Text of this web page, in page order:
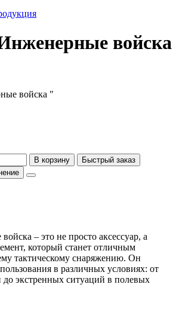
войска
В корзину
Быстрый заказ
– это не просто аксессуар, а
который станет отличным
тактическому снаряжению. Он
в различных условиях: от
до экстренных ситуаций в полевых